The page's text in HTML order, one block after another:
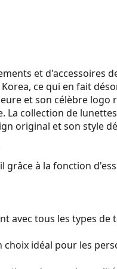
et d'accessoires
ce qui en fait
et son célèbre logo
collection de
original et son style
grâce à la fonction
avec tous les types de
choix idéal pour les